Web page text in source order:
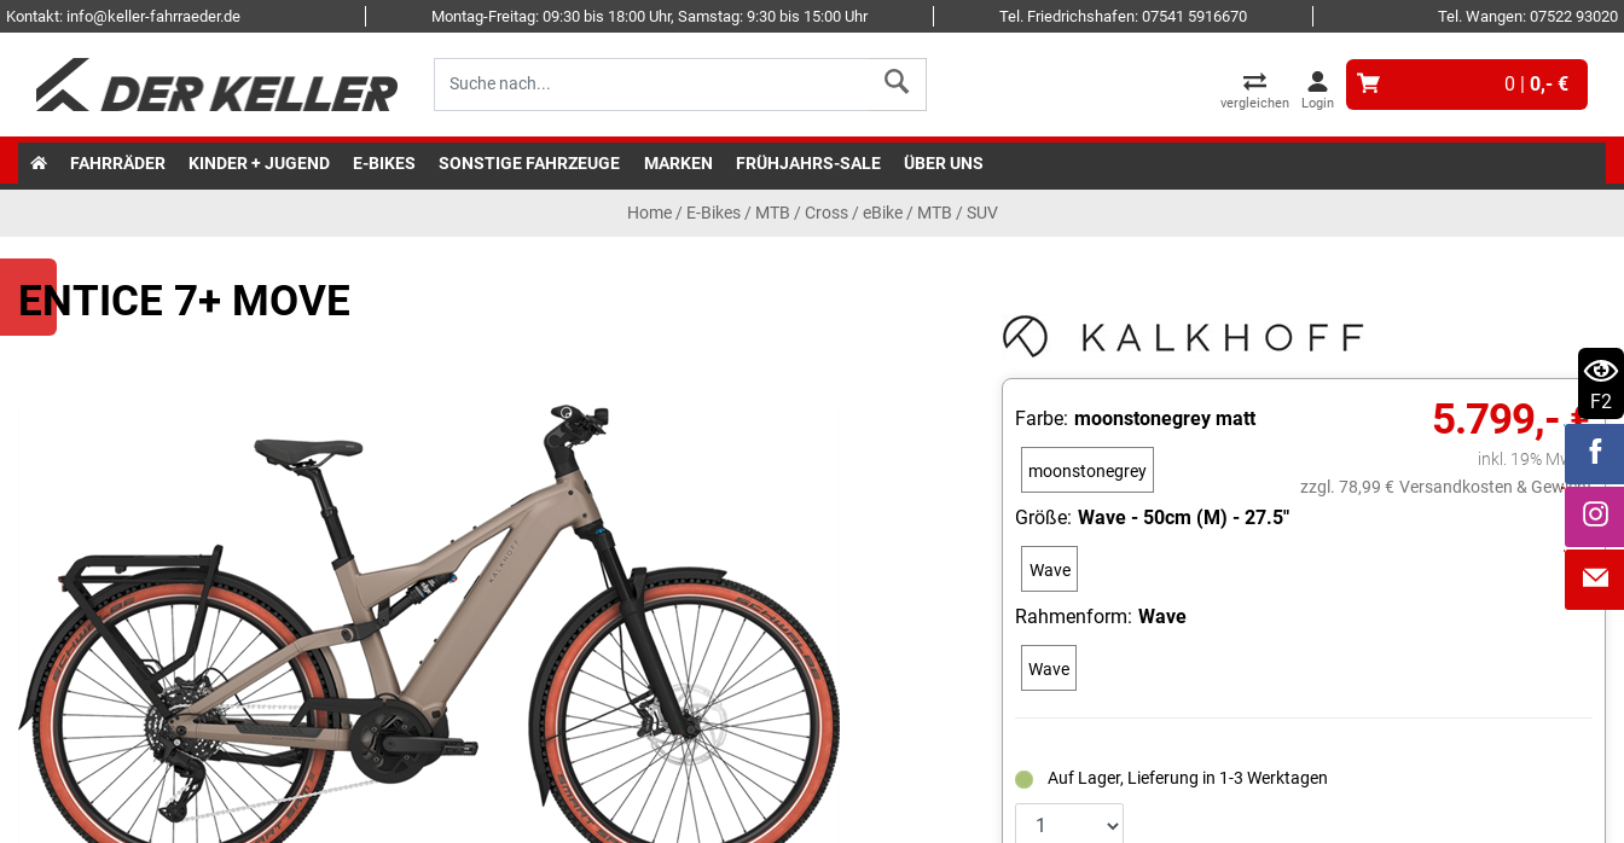
Kontakt: info@keller-fahrraeder.de Montag-Freitag: 09:30 bis 18:00 Uhr, Samstag: 9:30 bis 15:00 Uhr Tel. Friedrichshafen: 07541 5916670 Tel. Wangen: 07522 93020
vergleichen Login
0 | 0,- €
FAHRRÄDER KINDER + JUGEND E-BIKES SONSTIGE FAHRZEUGE MARKEN FRÜHJAHRS-SALE ÜBER UNS
Home/ E-Bikes/ MTB / Cross/ eBike / MTB / SUV
ENTICE 7+ MOVE
5.799,- €
inkl. 19% MwSt.
zzgl. 78,99 € Versandkosten & Gewicht
Farbe: moonstonegrey matt
moonstonegrey
Größe: Wave - 50cm (M) - 27.5"
Wave
(M) -
Rahmenform: Wave
Wave
Auf Lager, Lieferung in 1-3 Werktagen
F2